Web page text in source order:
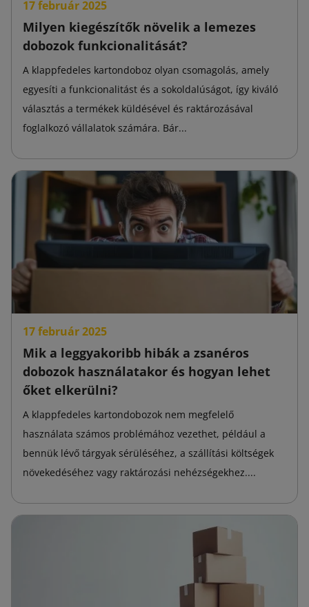
17 február 2025
Milyen kiegészítők növelik a lemezes
dobozok funkcionalitását?
A klappfedeles kartondoboz olyan csomagolás, amely
egyesíti a funkcionalitást és a sokoldalúságot, így kiváló
választás a termékek küldésével és raktározásával
foglalkozó vállalatok számára. Bár...
17 február 2025
Mik a leggyakoribb hibák a zsanéros
dobozok használatakor és hogyan lehet
őket elkerülni?
A klappfedeles kartondobozok nem megfelelő
használata számos problémához vezethet, például a
bennük lévő tárgyak sérüléséhez, a szállítási költségek
növekedéséhez vagy raktározási nehézségekhez....